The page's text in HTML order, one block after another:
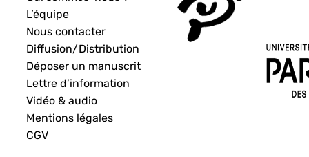
L’équipe
Nous contacter
Diffusion/Distribution
Déposer un manuscrit
Lettre d’information
Vidéo & audio
Mentions légales
CGV